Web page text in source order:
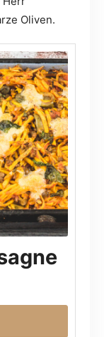
Oliven.